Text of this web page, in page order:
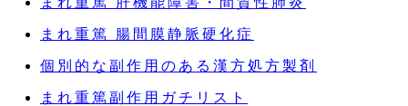
まれ重篤 腸間膜静脈硬化症
個別的な副作用のある漢方処方製剤
まれ重篤副作用ガチリスト